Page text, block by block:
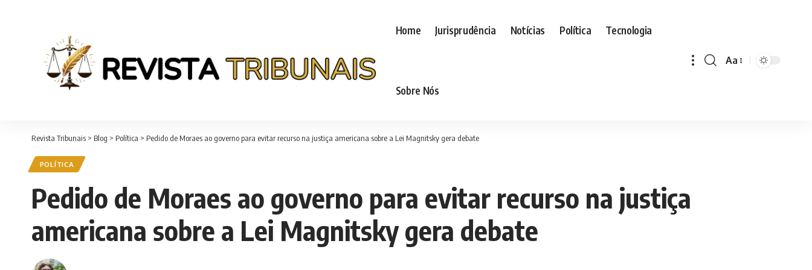
Home Jurisprudência Notícias Política Tecnologia
Sobre Nós
Font
Aa
Revista Tribunais > Blog > Política > Pedido de Moraes ao governo para evitar recurso na justiça americana sobre a Lei Magnitsky gera debate
POLÍTICA
Pedido de Moraes ao governo para evitar recurso na justiça
americana sobre a Lei Magnitsky gera debate